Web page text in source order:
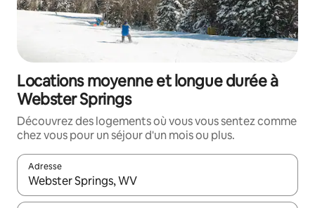
Locations moyenne et longue durée à
Webster Springs
Découvrez des logements où vous vous sentez comme
chez vous pour un séjour d'un mois ou plus.
Adresse
Lorsque les résultats s'affichent, utilisez les flèches vers le